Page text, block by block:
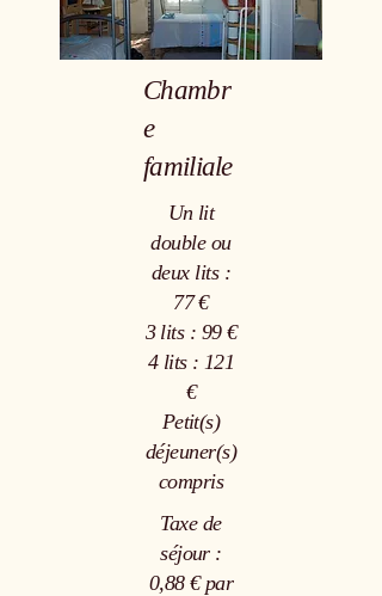
Chambr
e
familiale
Un lit
double ou
deux lits :
77 €
3 lits : 99 €
4 lits : 121
€
Petit(s)
déjeuner(s)
compris
Taxe de
séjour :
0,88 € par